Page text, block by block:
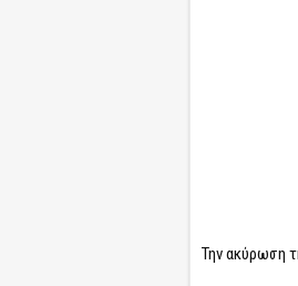
Την ακύρωση